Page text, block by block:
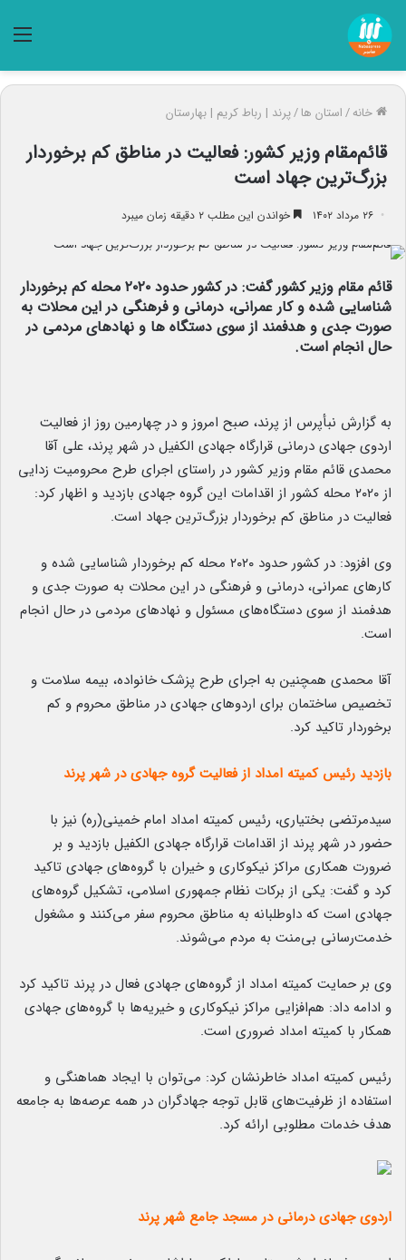
خانه/استان ها/پرند | رباط کریم | بهارستان
قائم‌مقام وزیر کشور: فعالیت در مناطق کم برخوردار
بزرگ‌ترین جهاد است
۲۶ مرداد ۱۴۰۲ خواندن این مطلب ۲ دقیقه زمان میبرد
قائم مقام وزیر کشور گفت: در کشور حدود ۲۰۲۰ محله کم برخوردار
شناسایی شده و کار عمرانی، درمانی و فرهنگی در این محلات به
صورت جدی و هدفمند از سوی دستگاه ها و نهادهای مردمی در
حال انجام است.
به گزارش نبأپرس از پرند، صبح امروز و در چهارمین روز از فعالیت
اردوی جهادی درمانی قرارگاه جهادی الکفیل در شهر پرند، علی آقا
محمدی قائم مقام وزیر کشور در راستای اجرای طرح محرومیت زدایی
از ۲۰۲۰ محله کشور از اقدامات این گروه جهادی بازدید و اظهار کرد:
فعالیت در مناطق کم برخوردار بزرگ‌ترین جهاد است.
وی افزود: در کشور حدود ۲۰۲۰ محله کم برخوردار شناسایی شده و
کارهای عمرانی، درمانی و فرهنگی در این محلات به صورت جدی و
هدفمند از سوی دستگاه‌های مسئول و نهادهای مردمی در حال انجام
است.
آقا محمدی همچنین به اجرای طرح پزشک خانواده، بیمه سلامت و
تخصیص ساختمان برای اردوهای جهادی در مناطق محروم و کم
برخوردار تاکید کرد.
بازدید رئیس کمیته امداد از فعالیت گروه‌ جهادی در شهر پرند
سیدمرتضی بختیاری، رئیس کمیته امداد امام خمینی(ره) نیز با
حضور در شهر پرند از اقدامات قرارگاه جهادی الکفیل بازدید و بر
ضرورت همکاری مراکز نیکوکاری و خیران با گروه‌های جهادی تاکید
کرد و گفت: یکی از برکات نظام جمهوری اسلامی، تشکیل گروه‌های
جهادی است که داوطلبانه به مناطق محروم سفر می‌کنند و مشغول
خدمت‌رسانی بی‌منت به مردم می‌شوند.
وی بر حمایت کمیته امداد از گروه‌های جهادی فعال در پرند تاکید کرد
و ادامه داد: هم‌افزایی مراکز نیکوکاری و خیریه‌ها با گروه‌های جهادی
همکار با کمیته امداد ضروری است.
رئیس کمیته امداد خاطرنشان کرد: می‌توان با ایجاد هماهنگی و
استفاده از ظرفیت‌های قابل توجه جهادگران در همه عرصه‌ها به جامعه
هدف خدمات مطلوبی ارائه کرد.
اردوی جهادی درمانی در مسجد جامع شهر پرند